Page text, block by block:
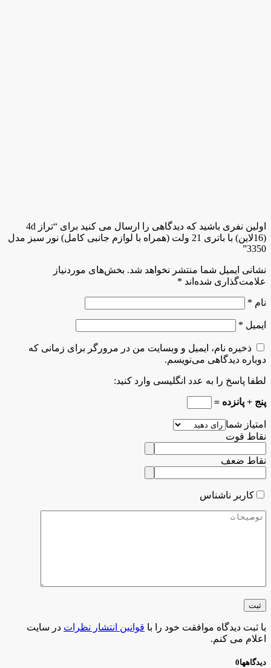
اولین نفری باشید که دیدگاهی را ارسال می کنید برای “تراز 4d
(16لاین) با باتری 21 ولت (همراه با لوازم جانبی کامل) نور سبز مدل
3350”
نشانی ایمیل شما منتشر نخواهد شد. بخش‌های موردنیاز
علامت‌گذاری شده‌اند *
نام *
ایمیل *
ذخیره نام، ایمیل و وبسایت من در مرورگر برای زمانی که
دوباره دیدگاهی می‌نویسم.
لطفا پاسخ را به عدد انگلیسی وارد کنید:
پنج + پانزده =
امتیاز شما
نقاط قوت
نقاط ضعف
کاربر ناشناس
با ثبت دیدگاه موافقت خود را با قوانین انتشار نظرات در سایت
اعلام می کنم.
دیدگاهها0